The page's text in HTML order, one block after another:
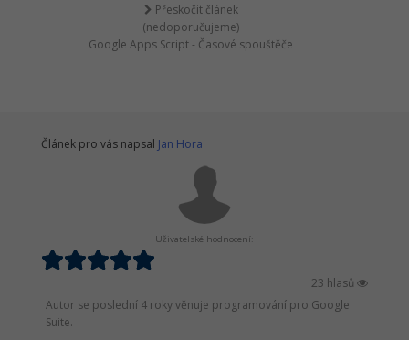
Přeskočit článek
(nedoporučujeme)
Google Apps Script - Časové spouštěče
Článek pro vás napsal Jan Hora
Uživatelské hodnocení:
23 hlasů
Autor se poslední 4 roky věnuje programování pro Google
Suite.